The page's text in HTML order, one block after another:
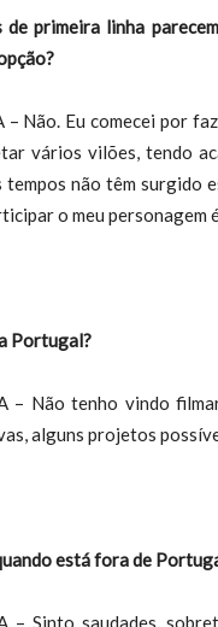
de primeira linha
– Não. Eu comecei por
vários vilões, tendo
tempos não têm
o meu personagem
Portugal?
– Não tenho vindo
alguns projetos
está fora de
– Sinto saudades,